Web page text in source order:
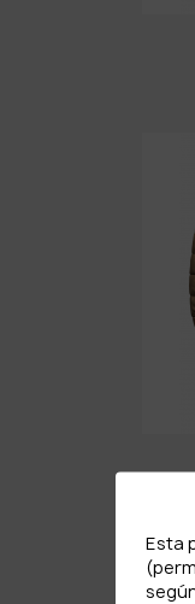
Esta